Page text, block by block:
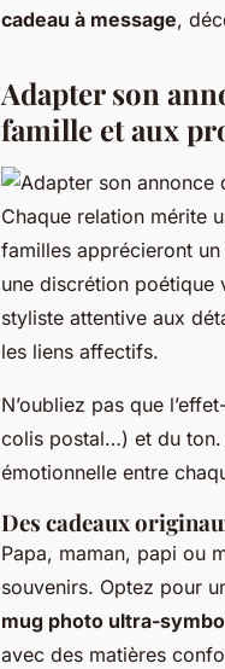
cadeau à message,
Adapter son
famille et aux
Chaque relation mérite
familles apprécieront
une discrétion poétique
styliste attentive aux
les liens affectifs.
N’oubliez pas que
colis postal…) et du ton.
émotionnelle entre
Des cadeaux
Papa, maman, papi ou
souvenirs. Optez pour
mug photo ultra-
avec des matières